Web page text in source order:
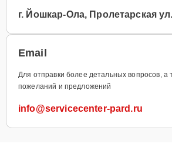
г. Йошкар-Ола, Пролетарская
Email
Для отправки более детальных вопросов, а
пожеланий и предложений
info@servicecenter-pard.ru